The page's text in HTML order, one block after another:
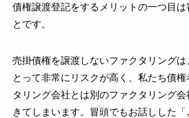
債権譲渡登記をするメリットの一つ目は
とです。
売掛債権を譲渡しないファクタリング
とって非常にリスクが高く、私たち債
タリング会社とは別のファクタリング
きてしまいます。冒頭でもお話しした「